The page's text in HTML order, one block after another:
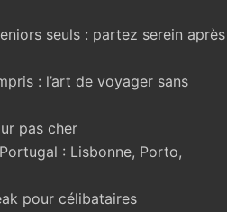
seuls : partez serein après
: l’art de voyager sans
pas cher
: Lisbonne, Porto,
pour célibataires